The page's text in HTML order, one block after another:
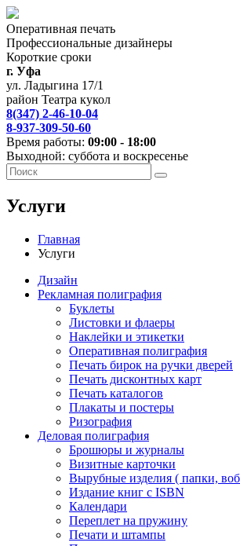
Оперативная печать
Профессиональные дизайнеры
Короткие сроки
г. Уфа
ул. Ладыгина 17/1
район Театра кукол
8(347) 2-46-10-04
8-937-309-50-60
Время работы: 09:00 - 18:00
Выходной: суббота и воскресенье
Услуги
Главная
Услуги
Дизайн
Рекламная полиграфия
Буклеты
Листовки и флаеры
Наклейки и этикетки
Оперативная полиграфия
Печать бирок на ручки дверей
Печать дисконтных карт
Печать каталогов
Плакаты и постеры
Ризография
Деловая полиграфия
Брошюры и журналы
Визитные карточки
Вырубные изделия ( папки,
Издание книг с ISBN
Календари
Переплет на пружину
Печати и штампы